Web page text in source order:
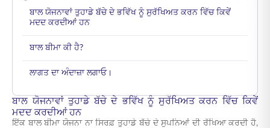
ਬਾਲ ਯੋਜਨਾਵਾਂ ਤੁਹਾਡੇ ਬੱਚੇ ਦੇ ਭਵਿੱਖ ਨੂੰ ਸੁਰੱਖਿਅਤ ਕਰਨ ਵਿੱਚ ਕਿਵੇਂ
ਮਦਦ ਕਰਦੀਆਂ ਹਨ
ਬਾਲ ਬੀਮਾ ਕੀ ਹੈ?
ਲਾਗਤ ਦਾ ਅੰਦਾਜ਼ਾ ਲਗਾਓ।
ਬਾਲ ਯੋਜਨਾਵਾਂ ਤੁਹਾਡੇ ਬੱਚੇ ਦੇ ਭਵਿੱਖ ਨੂੰ ਸੁਰੱਖਿਅਤ ਕਰਨ ਵਿੱਚ ਕਿਵੇਂ
ਮਦਦ ਕਰਦੀਆਂ ਹਨ
ਇੱਕ ਬਾਲ ਬੀਮਾ ਯੋਜਨਾ ਨਾ ਸਿਰਫ਼ ਤੁਹਾਡੇ ਬੱਚੇ ਦੇ ਸੁਪਨਿਆਂ ਦੀ ਰੱਖਿਆ ਕਰਦੀ ਹੈ,